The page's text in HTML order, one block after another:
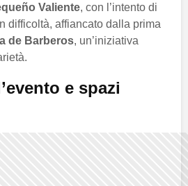
Valiente, con l’intento di
difficoltà, affiancato dalla prima
de Barberos, un’iniziativa
e spazi